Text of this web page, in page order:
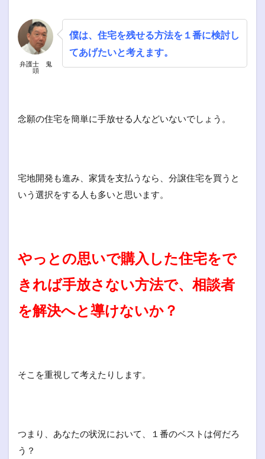
弁護士 鬼
頭
僕は、住宅を残せる方法を１番に検討し
てあげたいと考えます。
念願の住宅を簡単に手放せる人などいないでしょう。
宅地開発も進み、家賃を支払うなら、分譲住宅を買うと
いう選択をする人も多いと思います。
やっとの思いで購入した住宅をで
きれば手放さない方法で、相談者
を解決へと導けないか？
そこを重視して考えたりします。
つまり、あなたの状況において、１番のベストは何だろ
う？